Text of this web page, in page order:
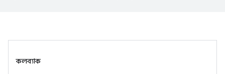
কলব্যাক